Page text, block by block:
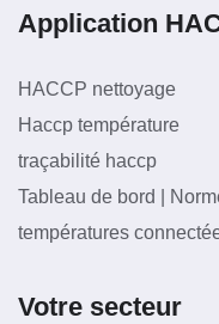
Application
HACCP nettoyage
Haccp température
traçabilité haccp
Tableau de bord |
températures
Votre secteur